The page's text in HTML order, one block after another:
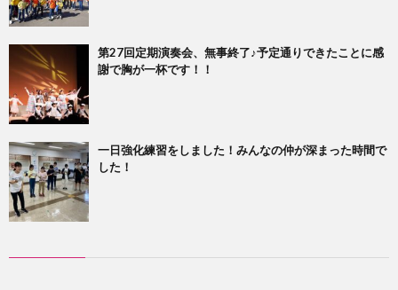
第27回定期演奏会、無事終了♪予定通りできたことに感
謝で胸が一杯です！！
一日強化練習をしました！みんなの仲が深まった時間で
した！